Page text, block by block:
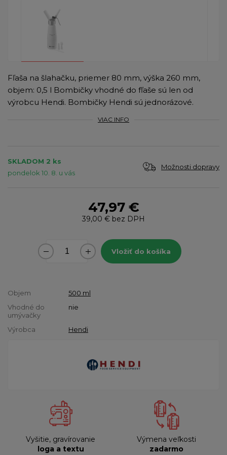
Fľaša na šlahačku, priemer 80 mm, výška 260 mm,
objem: 0,5 l Bombičky vhodné do fľaše sú len od
výrobcu Hendi. Bombičky Hendi sú jednorázové.
VIAC INFO
SKLADOM 2 ks
pondelok 10. 8. u vás
Možnosti dopravy
47,97 €
39,00 € bez DPH
Vložiť do košíka
Objem
500 ml
Vhodné do
umývačky
nie
Výrobca Hendi
Vyšitie, gravírovanie
loga a textu
Výmena veľkosti
zadarmo